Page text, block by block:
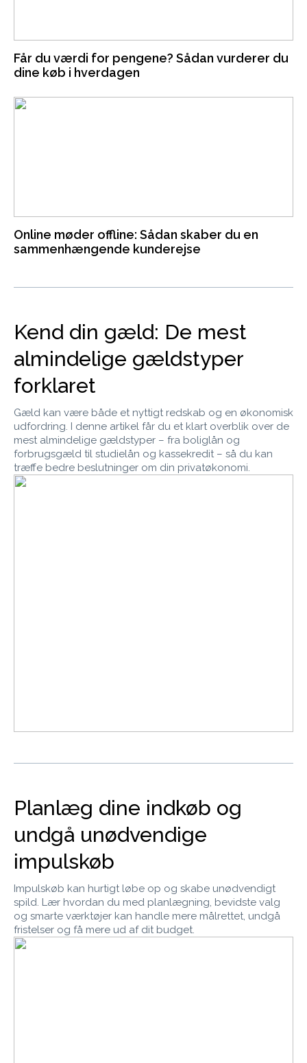
Får du værdi for pengene? Sådan vurderer du
dine køb i hverdagen
Online møder offline: Sådan skaber du en
sammenhængende kunderejse
Kend din gæld: De mest
almindelige gældstyper
forklaret
Gæld kan være både et nyttigt redskab og en økonomisk
udfordring. I denne artikel får du et klart overblik over de
mest almindelige gældstyper – fra boliglån og
forbrugsgæld til studielån og kassekredit – så du kan
træffe bedre beslutninger om din privatøkonomi.
Planlæg dine indkøb og
undgå unødvendige
impulskøb
Impulskøb kan hurtigt løbe op og skabe unødvendigt
spild. Lær hvordan du med planlægning, bevidste valg
og smarte værktøjer kan handle mere målrettet, undgå
fristelser og få mere ud af dit budget.